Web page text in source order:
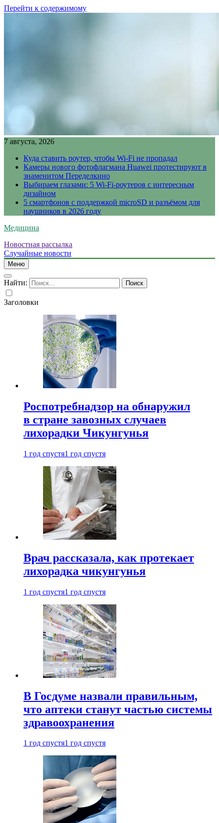
Перейти к содержимому
7 августа, 2026
Куда ставить роутер, чтобы Wi-Fi не пропадал
Камеры нового фотофлагмана Huawei протестируют в
знаменитом Переделкино
Выбираем глазами: 5 Wi-Fi-роутеров с интересным
дизайном
5 смартфонов с поддержкой microSD и разъёмом для
наушников в 2026 году
Медицина
Новостная рассылка
Случайные новости
Меню
Найти:
Заголовки
Роспотребнадзор на обнаружил
в стране завозных случаев
лихорадки Чикунгунья
1 год спустя1 год спустя
Врач рассказала, как протекает
лихорадка чикунгунья
1 год спустя1 год спустя
В Госдуме назвали правильным,
что аптеки станут частью системы
здравоохранения
1 год спустя1 год спустя